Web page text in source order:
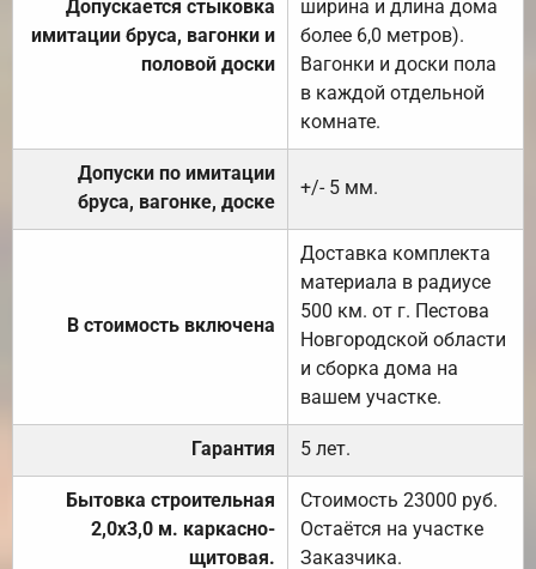
Допускается стыковка
имитации бруса, вагонки и
половой доски
ширина и длина дома
более 6,0 метров).
Вагонки и доски пола
в каждой отдельной
комнате.
Допуски по имитации
бруса, вагонке, доске
+/- 5 мм.
В стоимость включена
Доставка комплекта
материала в радиусе
500 км. от г. Пестова
Новгородской области
и сборка дома на
вашем участке.
Гарантия 5 лет.
Бытовка строительная
2,0х3,0 м. каркасно-
щитовая.
Стоимость 23000 руб.
Остаётся на участке
Заказчика.